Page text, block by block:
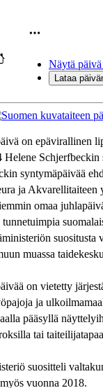
Näytä
Lataa
on epävirallinen
Helene Schjerfbeckin
syntymäpäivää
ja Akvarellitaiteen
omaa
suositusta
muassa
on vietetty
ja
pääsyllä
tai
suositteli
vuonna 2018.